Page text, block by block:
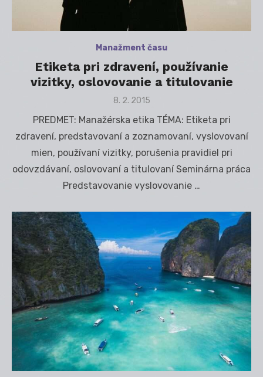
Manažment času
Etiketa pri zdravení, používanie
vizitky, oslovovanie a titulovanie
Posted
8. 2. 2015
PREDMET: Manažérska etika TÉMA: Etiketa pri
zdravení, predstavovaní a zoznamovaní, vyslovovaní
mien, používaní vizitky, porušenia pravidiel pri
odovzdávaní, oslovovaní a titulovaní Seminárna práca
Predstavovanie vyslovovanie …